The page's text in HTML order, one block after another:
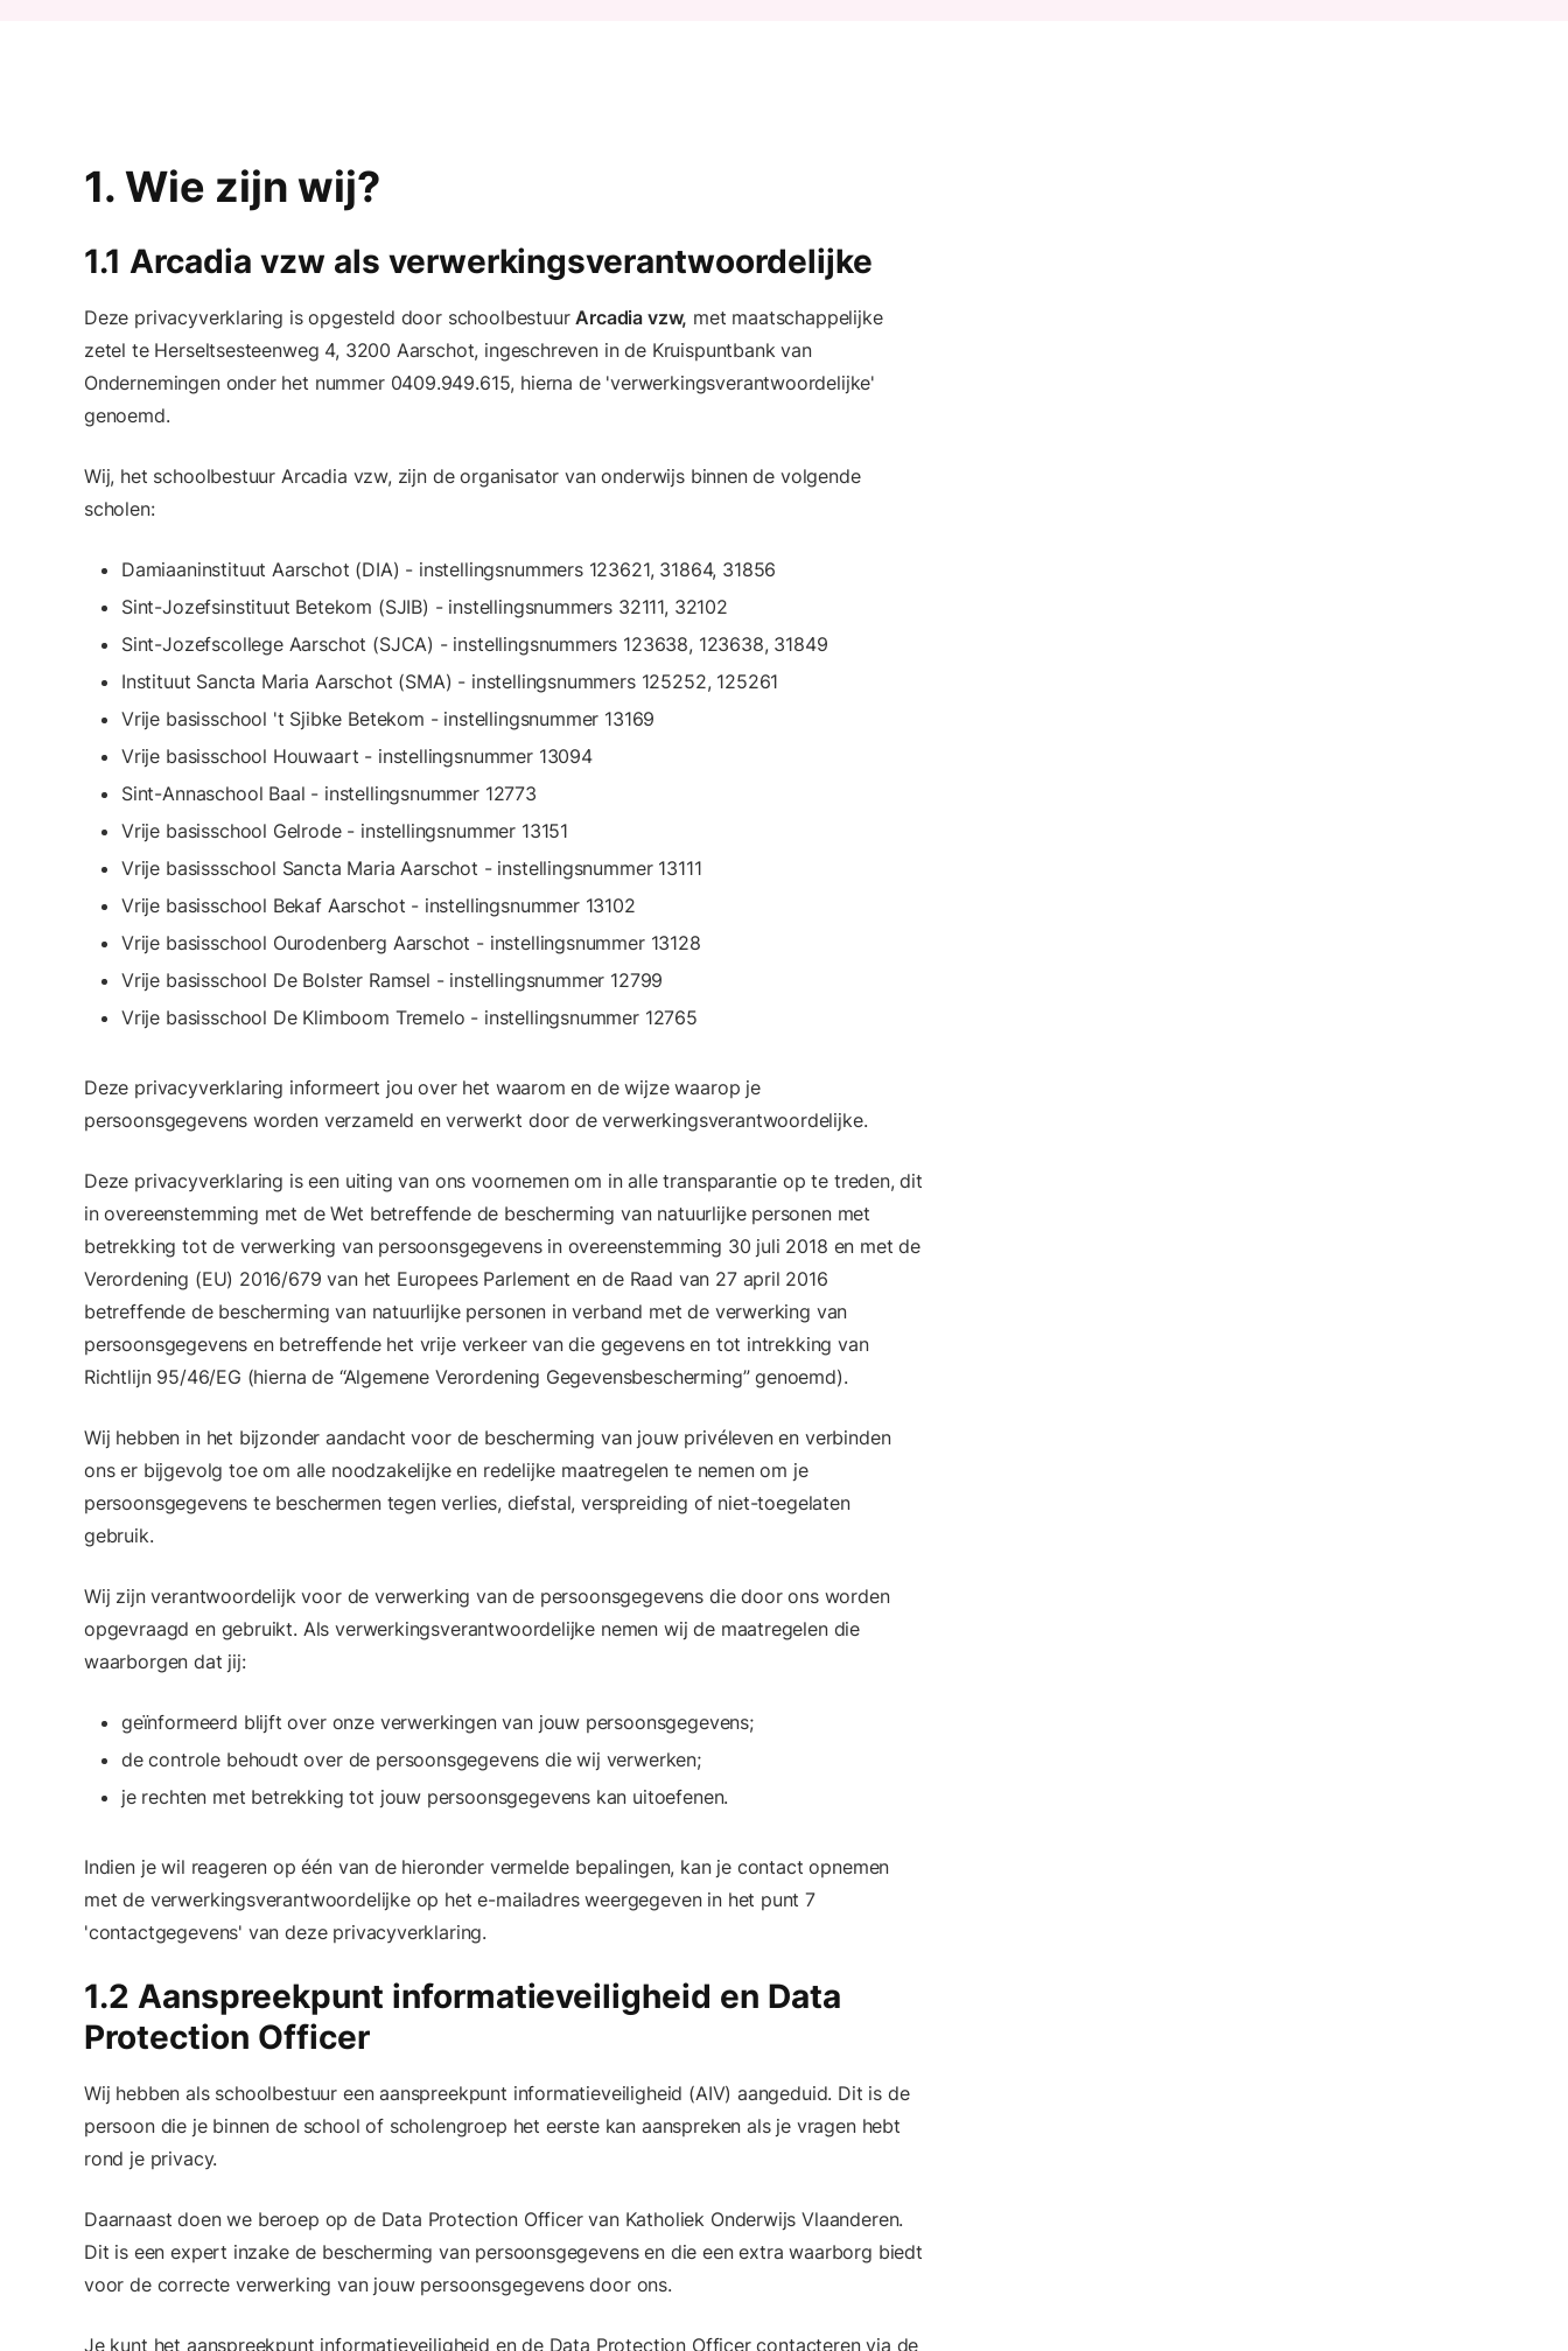
1. Wie zijn wij?
1.1 Arcadia vzw als verwerkingsverantwoordelijke
Deze privacyverklaring is opgesteld door schoolbestuurArcadia vzw, met maatschappelijke
zetel te Herseltsesteenweg 4, 3200 Aarschot, ingeschreven in de Kruispuntbank van
Ondernemingen onder het nummer 0409.949.615, hierna de 'verwerkingsverantwoordelijke'
genoemd.
Wij, het schoolbestuur Arcadia vzw, zijn de organisator van onderwijs binnen de volgende
scholen:
Damiaaninstituut Aarschot (DIA) - instellingsnummers 123621, 31864, 31856
Sint-Jozefsinstituut Betekom (SJIB) - instellingsnummers 32111, 32102
Sint-Jozefscollege Aarschot (SJCA) - instellingsnummers 123638, 123638, 31849
Instituut Sancta Maria Aarschot (SMA) - instellingsnummers 125252, 125261
Vrije basisschool 't Sjibke Betekom - instellingsnummer 13169
Vrije basisschool Houwaart - instellingsnummer 13094
Sint-Annaschool Baal - instellingsnummer 12773
Vrije basisschool Gelrode - instellingsnummer 13151
Vrije basissschool Sancta Maria Aarschot - instellingsnummer 13111
Vrije basisschool Bekaf Aarschot - instellingsnummer 13102
Vrije basisschool Ourodenberg Aarschot - instellingsnummer 13128
Vrije basisschool De Bolster Ramsel - instellingsnummer 12799
Vrije basisschool De Klimboom Tremelo - instellingsnummer 12765
Deze privacyverklaring informeert jou over het waarom en de wijze waarop je
persoonsgegevens worden verzameld en verwerkt door de verwerkingsverantwoordelijke.
Deze privacyverklaring is een uiting van ons voornemen om in alle transparantie op te treden, dit
in overeenstemming met de Wet betreffende de bescherming van natuurlijke personen met
betrekking tot de verwerking van persoonsgegevens in overeenstemming 30 juli 2018 en met de
Verordening (EU) 2016/679 van het Europees Parlement en de Raad van 27 april 2016
betreffende de bescherming van natuurlijke personen in verband met de verwerking van
persoonsgegevens en betreffende het vrije verkeer van die gegevens en tot intrekking van
Richtlijn 95/46/EG (hierna de “Algemene Verordening Gegevensbescherming” genoemd).
Wij hebben in het bijzonder aandacht voor de bescherming van jouw privéleven en verbinden
ons er bijgevolg toe om alle noodzakelijke en redelijke maatregelen te nemen om je
persoonsgegevens te beschermen tegen verlies, diefstal, verspreiding of niet-toegelaten
gebruik.
Wij zijn verantwoordelijk voor de verwerking van de persoonsgegevens die door ons worden
opgevraagd en gebruikt. Als verwerkingsverantwoordelijke nemen wij de maatregelen die
waarborgen dat jij:
geïnformeerd blijft over onze verwerkingen van jouw persoonsgegevens;
de controle behoudt over de persoonsgegevens die wij verwerken;
je rechten met betrekking tot jouw persoonsgegevens kan uitoefenen.
Indien je wil reageren op één van de hieronder vermelde bepalingen, kan je contact opnemen
met de verwerkingsverantwoordelijke op het e-mailadres weergegeven in het punt 7
'contactgegevens' van deze privacyverklaring.
1.2 Aanspreekpunt informatieveiligheid en Data
Protection Officer
Wij hebben als schoolbestuur een aanspreekpunt informatieveiligheid (AIV) aangeduid. Dit is de
persoon die je binnen de school of scholengroep het eerste kan aanspreken als je vragen hebt
rond je privacy.
Daarnaast doen we beroep op de Data Protection Officer van Katholiek Onderwijs Vlaanderen.
Dit is een expert inzake de bescherming van persoonsgegevens en die een extra waarborg biedt
voor de correcte verwerking van jouw persoonsgegevens door ons.
Je kunt het aanspreekpunt informatieveiligheid en de Data Protection Officer contacteren via de